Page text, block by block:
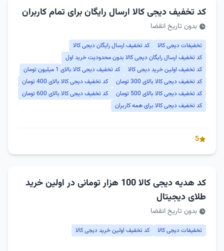
کد تخفیف دیجی کالا ارسال رایگان برای تمام کاربران
بدون تاریخ انقضا
تخفیفات دیجی کالا
کد تخفیف ارسال رایگان دیجی کالا
کد تخفیف ارسال رایگان دیجی کالا بدون محدودیت خرید اول
کد تخفیف اولین خرید دیجی کالا
کد تخفیف دیجی کالا بالای 1 میلیون تومان
کد تخفیف دیجی کالا بالای 300 تومان
کد تخفیف دیجی کالا بالای 400 تومان
کد تخفیف دیجی کالا بالای 500 تومان
کد تخفیف دیجی کالا بالای 600 تومان
کد تخفیف دیجی کالا برای همه کاربران
5
کد هدیه دیجی کالا 100 هزار تومانی در اولین خرید
طلای دیجیتال
بدون تاریخ انقضا
تخفیفات دیجی کالا کد تخفیف اولین خرید دیجی کالا